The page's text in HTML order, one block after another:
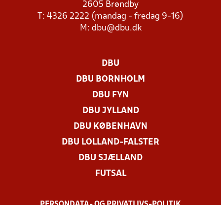
2605 Brøndby
T: 4326 2222 (mandag - fredag 9-16)
M: dbu@dbu.dk
DBU
DBU BORNHOLM
DBU FYN
DBU JYLLAND
DBU KØBENHAVN
DBU LOLLAND-FALSTER
DBU SJÆLLAND
FUTSAL